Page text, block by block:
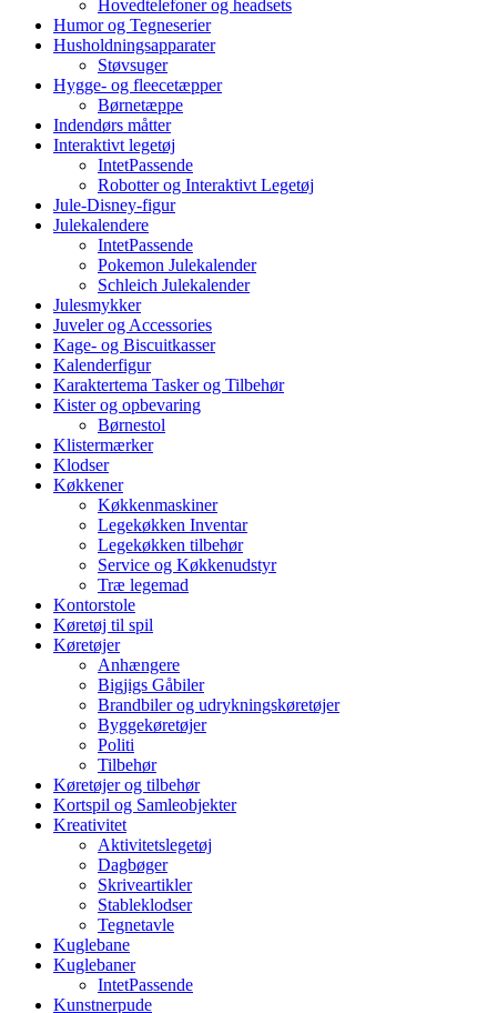
Hovedtelefoner og headsets
Humor og Tegneserier
Husholdningsapparater
Støvsuger
Hygge- og fleecetæpper
Børnetæppe
Indendørs måtter
Interaktivt legetøj
IntetPassende
Robotter og Interaktivt Legetøj
Jule-Disney-figur
Julekalendere
IntetPassende
Pokemon Julekalender
Schleich Julekalender
Julesmykker
Juveler og Accessories
Kage- og Biscuitkasser
Kalenderfigur
Karaktertema Tasker og Tilbehør
Kister og opbevaring
Børnestol
Klistermærker
Klodser
Køkkener
Køkkenmaskiner
Legekøkken Inventar
Legekøkken tilbehør
Service og Køkkenudstyr
Træ legemad
Kontorstole
Køretøj til spil
Køretøjer
Anhængere
Bigjigs Gåbiler
Brandbiler og udrykningskøretøjer
Byggekøretøjer
Politi
Tilbehør
Køretøjer og tilbehør
Kortspil og Samleobjekter
Kreativitet
Aktivitetslegetøj
Dagbøger
Skriveartikler
Stableklodser
Tegnetavle
Kuglebane
Kuglebaner
IntetPassende
Kunstnerpude